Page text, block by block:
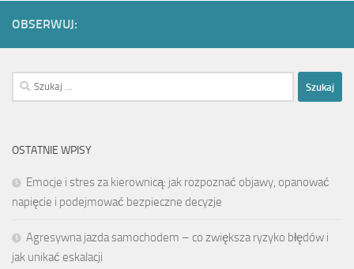
OBSERWUJ:
Szukaj:
OSTATNIE WPISY
Emocje i stres za kierownicą: jak rozpoznać objawy, opanować
napięcie i podejmować bezpieczne decyzje
Agresywna jazda samochodem – co zwiększa ryzyko błędów i
jak unikać eskalacji